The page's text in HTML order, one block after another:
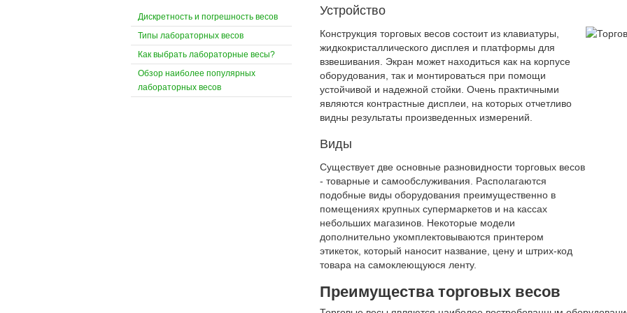
Устройство
Конструкция торговых весов состоит из клавиатуры,
жидкокристаллического дисплея и платформы для
взвешивания. Экран может находиться как на корпусе
оборудования, так и монтироваться при помощи
устойчивой и надежной стойки. Очень практичными
являются контрастные дисплеи, на которых отчетливо
видны результаты произведенных измерений.
Виды
Существует две основные разновидности торговых весов
- товарные и самообслуживания. Располагаются
подобные виды оборудования преимущественно в
помещениях крупных супермаркетов и на кассах
небольших магазинов. Некоторые модели
дополнительно укомплектовываются принтером
этикеток, который наносит название, цену и штрих-код
товара на самоклеющуюся ленту.
Преимущества торговых весов
Дискретность и погрешность весов
Типы лабораторных весов
Как выбрать лабораторные весы?
Обзор наиболее популярных
лабораторных весов